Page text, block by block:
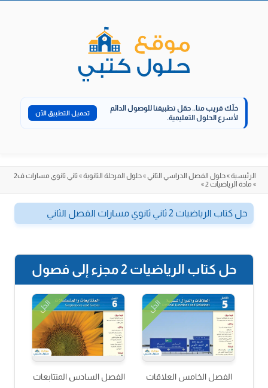
خلّك قريب منا.. حمّل تطبيقنا للوصول الدائم
لأسرع الحلول التعليمية.
تحميل التطبيق الآن
الرئيسية»حلول الفصل الدراسي الثاني»حلول المرحلة الثانوية» ثاني ثانوي مسارات ف2
» مادة الرياضيات 2 »
حل كتاب الرياضيات 2 ثاني ثانوي مسارات الفصل الثاني
حل كتاب الرياضيات 2 مجزء إلى فصول
الحل
الفصل الخامس العلاقات
الحل
الفصل السادس المتتابعات